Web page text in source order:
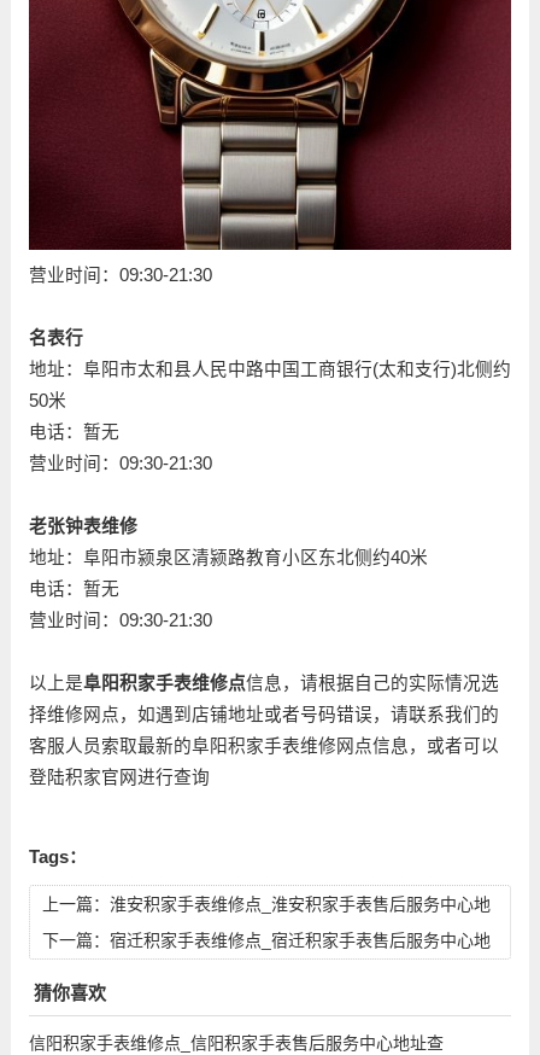
营业时间：09:30-21:30
名表行
地址：阜阳市太和县人民中路中国工商银行(太和支行)北侧约
50米
电话：暂无
营业时间：09:30-21:30
老张钟表维修
地址：阜阳市颍泉区清颍路教育小区东北侧约40米
电话：暂无
营业时间：09:30-21:30
以上是阜阳积家手表维修点信息，请根据自己的实际情况选
择维修网点，如遇到店铺地址或者号码错误，请联系我们的
客服人员索取最新的阜阳积家手表维修网点信息，或者可以
登陆积家官网进行查询
Tags：
上一篇： 淮安积家手表维修点_淮安积家手表售后服务中心地
址查询
下一篇： 宿迁积家手表维修点_宿迁积家手表售后服务中心地
猜你喜欢
信阳积家手表维修点_信阳积家手表售后服务中心地址查